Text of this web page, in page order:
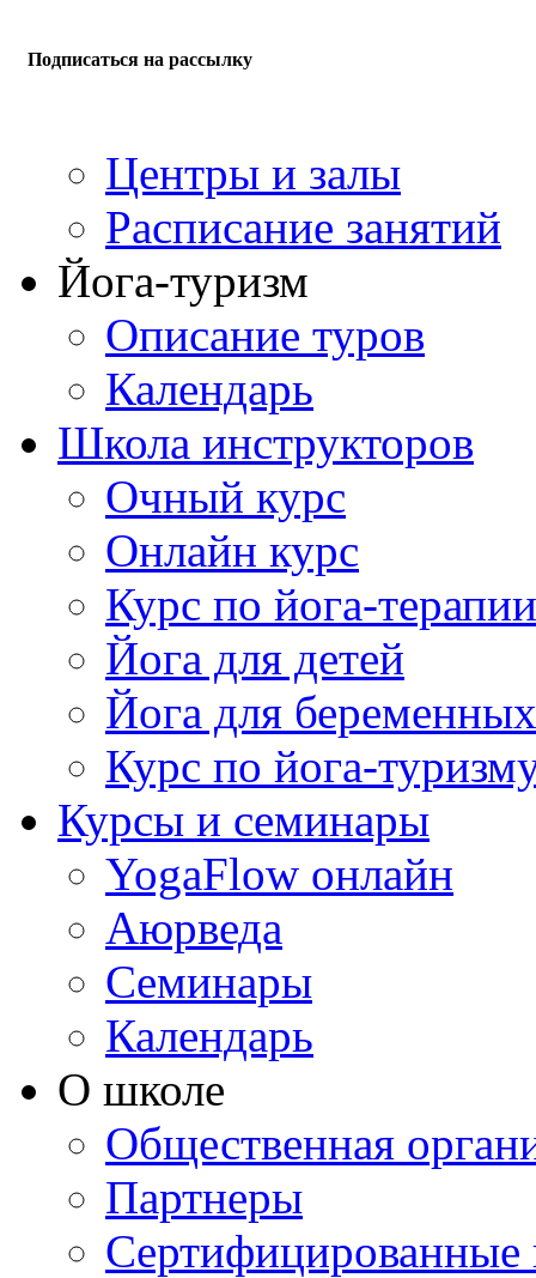
Подписаться на рассылку
Центры и залы
Расписание занятий
Йога-туризм
Описание туров
Календарь
Школа инструкторов
Очный курс
Онлайн курс
Курс по йога-терапии
Йога для детей
Йога для беременных
Курс по йога-
Курсы и семинары
YogaFlow онлайн
Аюрведа
Семинары
Календарь
О школе
Общественная
Партнеры
Сертифицированные